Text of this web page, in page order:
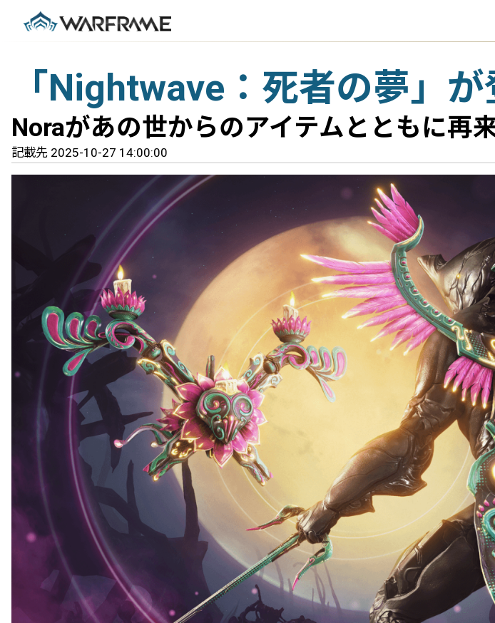
「Nightwave：死者の夢」
Noraがあの世からのアイテムとともに再
記載先 2025-10-27 14:00:00